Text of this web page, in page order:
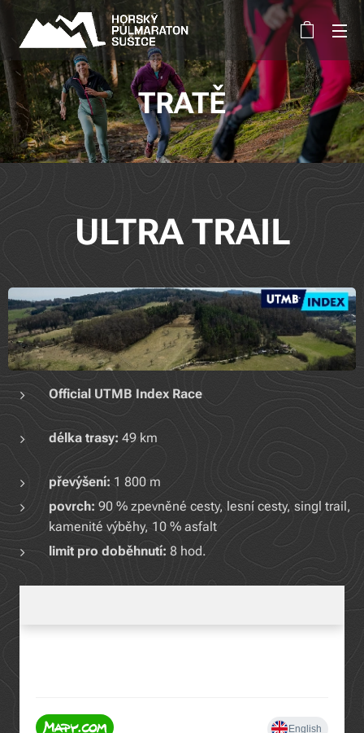
TRATĚ
ULTRA TRAIL
Official UTMB Index Race
délka trasy: 49 km
převýšení: 1 800 m
povrch: 90 % zpevněné cesty, lesní cesty, singl trail,
kamenité výběhy, 10 % asfalt
limit pro doběhnutí: 8 hod.